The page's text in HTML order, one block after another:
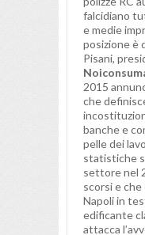
falcidiano
e medie
posizione è
Pisani,
2015
che
banche e
pelle dei
statistiche
settore nel
scorsi e
Napoli in
edificante
attacca